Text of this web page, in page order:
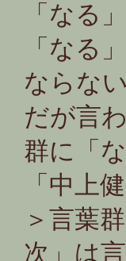
「なる
「なる
ならな
だが言
群に「
「中上
＞言葉
次」は